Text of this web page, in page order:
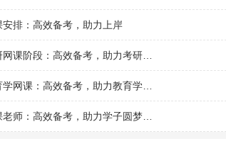
排：高效备考，助力上岸